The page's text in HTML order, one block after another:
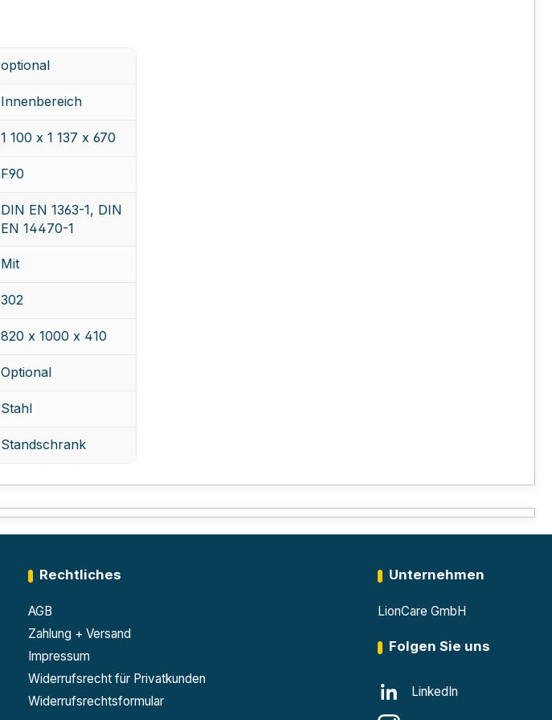
optional
Innenbereich
1 100 x 1 137 x 670
F90
DIN EN 1363-1, DIN
EN 14470-1
Mit
302
820 x 1000 x 410
Optional
Stahl
Standschrank
Rechtliches
AGB
Zahlung + Versand
Impressum
Widerrufsrecht für Privatkunden
Widerrufsrechtsformular
Unternehmen
LionCare GmbH
Folgen Sie uns
LinkedIn